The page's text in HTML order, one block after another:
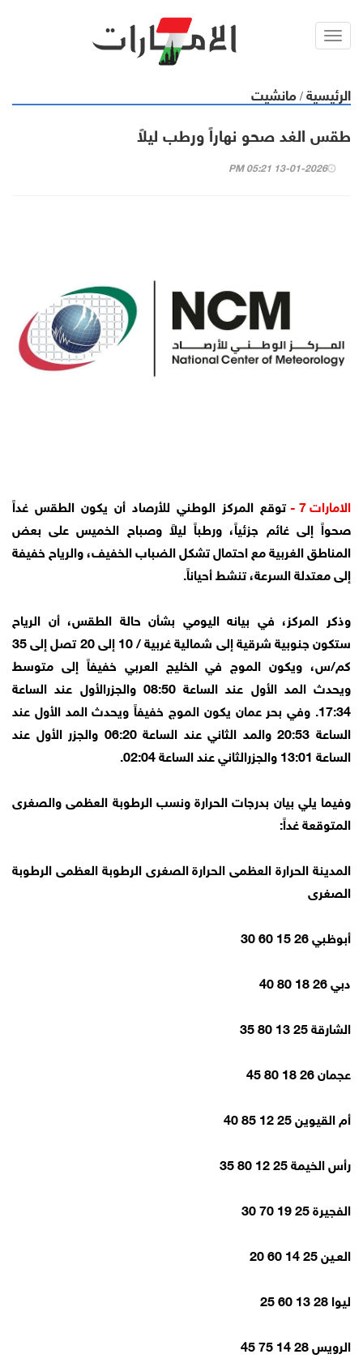
Toggl
الرئيسية / مانشيت
طقس الغد صحو نهاراً ورطب ليلاً
13-01-2026 05:21 PM
الامارات 7 -
توقع المركز الوطني للأرصاد أن يكون الطقس غداً
صحواً إلى غائم جزئياً، ورطباً ليلاً وصباح الخميس على بعض
المناطق الغربية مع احتمال تشكل الضباب الخفيف، والرياح خفيفة
إلى معتدلة السرعة، تنشط أحياناً.
وذكر المركز، في بيانه اليومي بشأن حالة الطقس، أن الرياح
ستكون جنوبية شرقية إلى شمالية غربية / 10 إلى 20 تصل إلى 35
كم/س، ويكون الموج في الخليج العربي خفيفاً إلى متوسط
ويحدث المد الأول عند الساعة 08:50 والجزرالأول عند الساعة
17:34. وفي بحر عمان يكون الموج خفيفاً ويحدث المد الأول عند
الساعة 20:53 والمد الثاني عند الساعة 06:20 والجزر الأول عند
الساعة 13:01 والجزرالثاني عند الساعة 02:04.
وفيما يلي بيان بدرجات الحرارة ونسب الرطوبة العظمى والصغرى
المتوقعة غداً:
المدينة الحرارة العظمى الحرارة الصغرى الرطوبة العظمى الرطوبة
الصغرى
أبوظبي 26 15 60 30
دبي 26 18 80 40
الشارقة 25 13 80 35
عجمان 26 18 80 45
أم القيوين 25 12 85 40
رأس الخيمة 25 12 80 35
الفجيرة 25 19 70 30
العـين 25 14 60 20
ليوا 28 13 60 25
الرويس 28 14 75 45